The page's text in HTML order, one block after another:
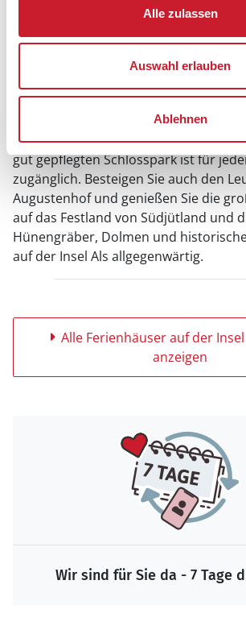
Alle zulassen
Auswahl erlauben
Ablehnen
können Sie auch zu Fuß durch die
besichtigen?
Das Nordborg Schloss aus dem
gut gepflegten Schlosspark ist für
zugänglich. Besteigen Sie auch den
Augustenhof und genießen Sie die
auf das Festland von Südjütland und
Hünengräber, Dolmen und
auf der Insel Als allgegenwärtig.
Alle Ferienhäuser auf der Insel
anzeigen
Garantierte Sicherheit bei